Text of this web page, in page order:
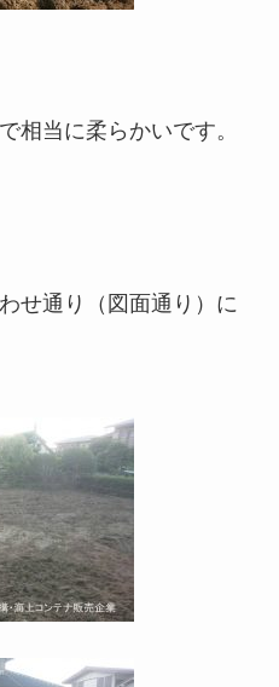
相当に柔らかいです。
せ通り（図面通り）に